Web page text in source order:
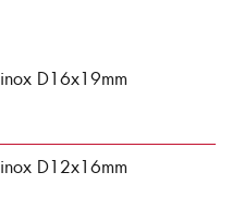
D16x19mm
D12x16mm